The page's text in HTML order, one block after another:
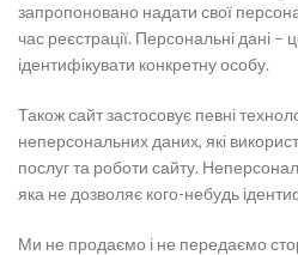
запропоновано надати свої
час реєстрації. Персональні дані
ідентифікувати конкретну особу.
Також сайт застосовує певні
неперсональних даних, які
послуг та роботи сайту.
яка не дозволяє кого-небудь
Ми не продаємо і не передаємо